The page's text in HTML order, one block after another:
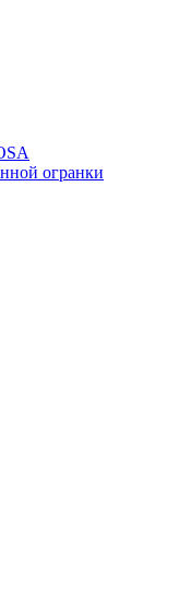
огранки